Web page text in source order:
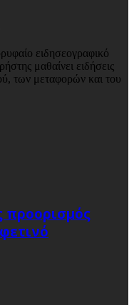
ειδησεογραφικό
μαθαίνει ειδήσεις
των μεταφορών και του
προορισμός